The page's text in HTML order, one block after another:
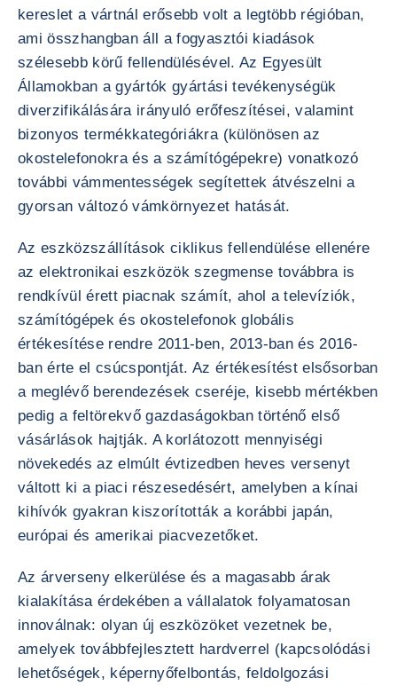
kereslet a vártnál erősebb volt a legtöbb régióban,
ami összhangban áll a fogyasztói kiadások
szélesebb körű fellendülésével. Az Egyesült
Államokban a gyártók gyártási tevékenységük
diverzifikálására irányuló erőfeszítései, valamint
bizonyos termékkategóriákra (különösen az
okostelefonokra és a számítógépekre) vonatkozó
további vámmentességek segítettek átvészelni a
gyorsan változó vámkörnyezet hatását.
Az eszközszállítások ciklikus fellendülése ellenére
az elektronikai eszközök szegmense továbbra is
rendkívül érett piacnak számít, ahol a televíziók,
számítógépek és okostelefonok globális
értékesítése rendre 2011-ben, 2013-ban és 2016-
ban érte el csúcspontját. Az értékesítést elsősorban
a meglévő berendezések cseréje, kisebb mértékben
pedig a feltörekvő gazdaságokban történő első
vásárlások hajtják. A korlátozott mennyiségi
növekedés az elmúlt évtizedben heves versenyt
váltott ki a piaci részesedésért, amelyben a kínai
kihívók gyakran kiszorították a korábbi japán,
európai és amerikai piacvezetőket.
Az árverseny elkerülése és a magasabb árak
kialakítása érdekében a vállalatok folyamatosan
innoválnak: olyan új eszközöket vezetnek be,
amelyek továbbfejlesztett hardverrel (kapcsolódási
lehetőségek, képernyőfelbontás, feldolgozási